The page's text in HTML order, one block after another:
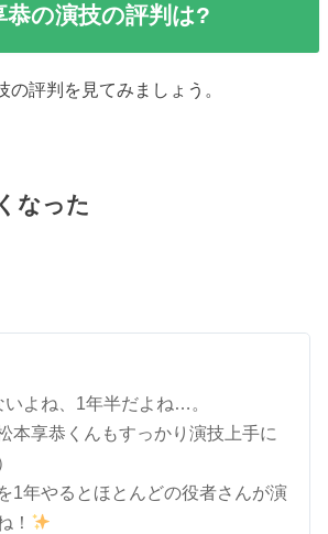
恭の演技の評判は?
の評判を見てみましょう。
なった
よね、1年半だよね…。
本享恭くんもすっかり演技上手に
1年やるとほとんどの役者さんが演
！